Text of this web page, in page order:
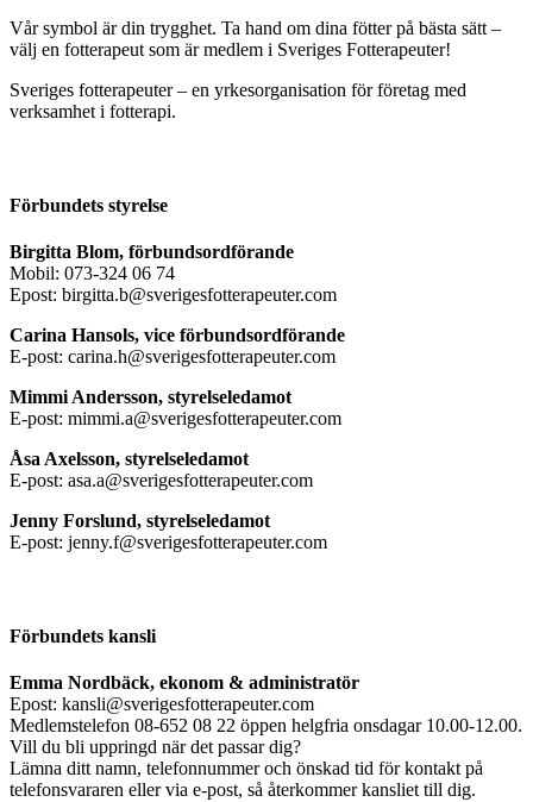
Vår symbol är din trygghet. Ta hand om dina fötter på bästa sätt –
välj en fotterapeut som är medlem i Sveriges Fotterapeuter!
Sveriges fotterapeuter – en yrkesorganisation för företag med
verksamhet i fotterapi.
Förbundets styrelse
Birgitta Blom, förbundsordförande
Mobil: 073-324 06 74
Epost: birgitta.b@sverigesfotterapeuter.com
Carina Hansols, vice förbundsordförande
E-post: carina.h@sverigesfotterapeuter.com
Mimmi Andersson, styrelseledamot
E-post: mimmi.a@sverigesfotterapeuter.com
Åsa Axelsson, styrelseledamot
E-post: asa.a@sverigesfotterapeuter.com
Jenny Forslund, styrelseledamot
E-post: jenny.f@sverigesfotterapeuter.com
Förbundets kansli
Emma Nordbäck, ekonom & administratör
Epost: kansli@sverigesfotterapeuter.com
Medlemstelefon 08-652 08 22 öppen helgfria onsdagar 10.00-12.00.
Vill du bli uppringd när det passar dig?
Lämna ditt namn, telefonnummer och önskad tid för kontakt på
telefonsvararen eller via e-post, så återkommer kansliet till dig.